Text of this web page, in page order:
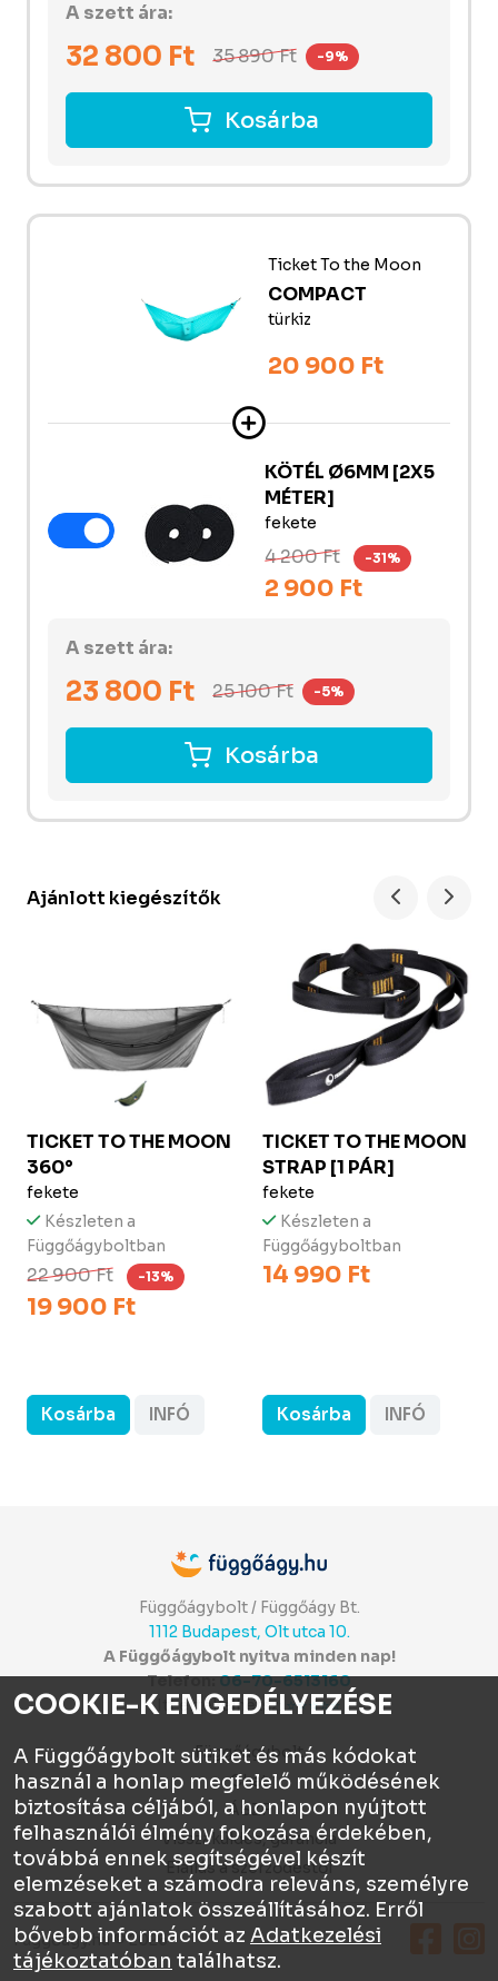
A szett ára:
32 800 Ft 35 890Ft -9%
Kosárba
Ticket To the Moon
COMPACT
türkiz
20 900 Ft
KÖTÉL Ø6MM [2X5
MÉTER]
fekete
4 200 Ft -31%
2 900 Ft
A szett ára:
23 800 Ft 25 100Ft -5%
Kosárba
Ajánlott kiegészítők
TICKET TO THE MOON
360°
fekete
Készleten a
Függőágyboltban
22 900 Ft -13%
19 900 Ft
Kosárba INFÓ
TICKET TO THE MOON
STRAP [1 PÁR]
fekete
Készleten a
Függőágyboltban
14 990 Ft
Kosárba INFÓ
Függőágybolt / Függőágy Bt.
1112 Budapest, Olt utca 10.
A Függőágybolt nyitva minden nap!
Telefon:06-70-6513160
Itt értékelhetsz:⭐⭐⭐⭐⭐
Függőágybolt
Chat
ÁSZF
Visszaküldés, garancia
Elállás a szerződéstől
Függőágy.hu © 2026
COOKIE-K ENGEDÉLYEZÉSE
A Függőágybolt sütiket és más kódokat
használ a honlap megfelelő működésének
biztosítása céljából, a honlapon nyújtott
felhasználói élmény fokozása érdekében,
továbbá ennek segítségével készít
elemzéseket a számodra releváns, személyre
szabott ajánlatok összeállításához. Erről
bővebb információt az Adatkezelési
tájékoztatóban találhatsz.